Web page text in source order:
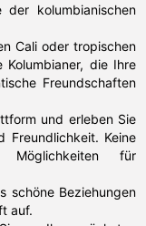
kolumbianischen
Cali oder tropischen
die Ihre
Freundschaften
und erleben Sie
Freundlichkeit. Keine
Möglichkeiten für
schöne Beziehungen
auf.